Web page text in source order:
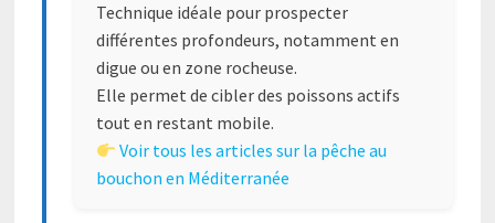
Technique idéale pour prospecter
différentes profondeurs, notamment en
digue ou en zone rocheuse.
Elle permet de cibler des poissons actifs
tout en restant mobile.
Voir tous les articles sur la pêche au
bouchon en Méditerranée